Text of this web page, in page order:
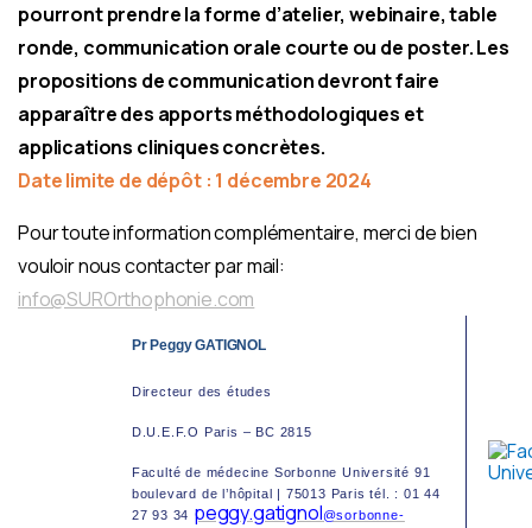
pourront prendre la forme d’atelier, webinaire, table
ronde, communication orale courte ou de poster. Les
propositions de communication devront faire
apparaître des apports méthodologiques et
applications cliniques concrètes.
Date limite de dépôt : 1 décembre 2024
Pour toute information complémentaire, merci de bien
vouloir nous contacter par mail:
info@SUROrthophonie.com
Pr Peggy GATIGNOL
Directeur des études
D.U.E.F.O Paris – BC 2815
Faculté de médecine Sorbonne Université 91
boulevard de l’hôpital | 75013 Paris tél. : 01 44
27 93 34 peggy.gatignol@sorbonne-